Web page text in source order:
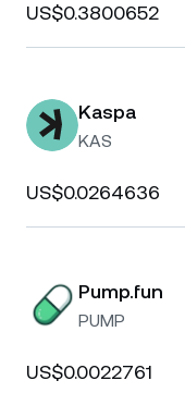
US$0.3800652
Kaspa
KAS
US$0.0264636
Pump.fun
PUMP
US$0.0022761